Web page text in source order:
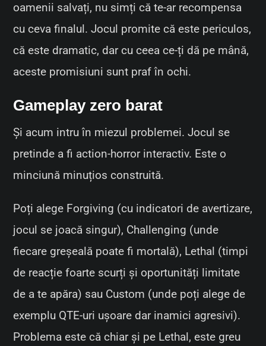
oamenii salvați, nu simți că te-ar recompensa
cu ceva finalul. Jocul promite că este periculos,
că este dramatic, dar cu ceea ce-ți dă pe mână,
aceste promisiuni sunt praf în ochi.
Gameplay zero barat
Și acum intru în miezul problemei. Jocul se
pretinde a fi action-horror interactiv. Este o
minciună minuțios construită.
Poți alege Forgiving (cu indicatori de avertizare,
jocul se joacă singur), Challenging (unde
fiecare greșeală poate fi mortală), Lethal (timpi
de reacție foarte scurți și oportunități limitate
de a te apăra) sau Custom (unde poți alege de
exemplu QTE-uri ușoare dar inamici agresivi).
Problema este că chiar și pe Lethal, este greu